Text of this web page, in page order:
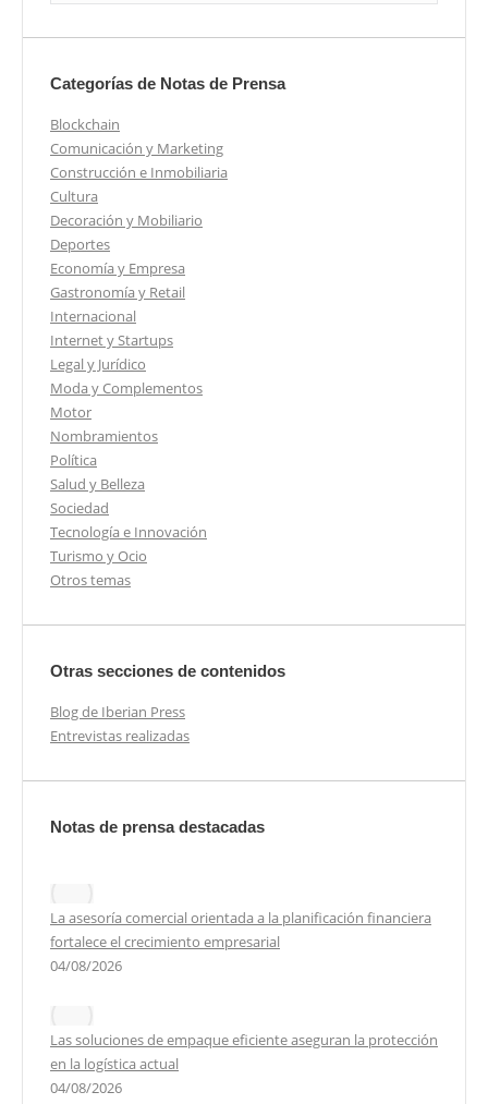
Categorías de Notas de Prensa
Blockchain
Comunicación y Marketing
Construcción e Inmobiliaria
Cultura
Decoración y Mobiliario
Deportes
Economía y Empresa
Gastronomía y Retail
Internacional
Internet y Startups
Legal y Jurídico
Moda y Complementos
Motor
Nombramientos
Política
Salud y Belleza
Sociedad
Tecnología e Innovación
Turismo y Ocio
Otros temas
Otras secciones de contenidos
Blog de Iberian Press
Entrevistas realizadas
Notas de prensa destacadas
La asesoría comercial orientada a la planificación financiera
fortalece el crecimiento empresarial
04/08/2026
Las soluciones de empaque eficiente aseguran la protección
en la logística actual
04/08/2026